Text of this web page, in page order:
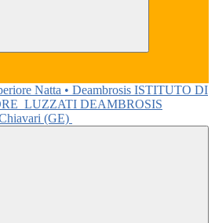
ISTITUTO DI
LUZZATI DEAMBROSIS
(GE)